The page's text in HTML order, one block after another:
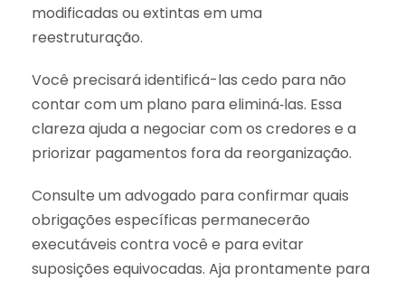
modificadas ou extintas em uma
reestruturação.
Você precisará identificá-las cedo para não
contar com um plano para eliminá‑las. Essa
clareza ajuda a negociar com os credores e a
priorizar pagamentos fora da reorganização.
Consulte um advogado para confirmar quais
obrigações específicas permanecerão
executáveis contra você e para evitar
suposições equivocadas. Aja prontamente para